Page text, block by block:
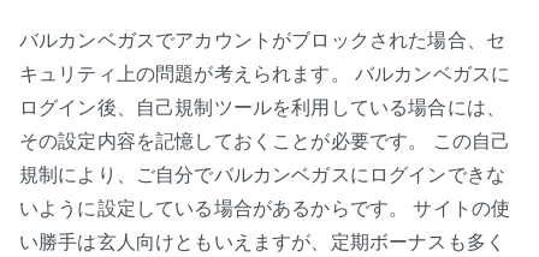
バルカンベガスでアカウントがブロックされた場合、セ
キュリティ上の問題が考えられます。 バルカンベガスに
ログイン後、自己規制ツールを利用している場合には、
その設定内容を記憶しておくことが必要です。 この自己
規制により、ご自分でバルカンベガスにログインできな
いように設定している場合があるからです。 サイトの使
い勝手は玄人向けともいえますが、定期ボーナスも多く